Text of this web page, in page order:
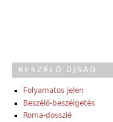
BESZÉLŐ ÚJSÁG
Folyamatos jelen
Beszélő-beszélgetés
Roma-dosszié